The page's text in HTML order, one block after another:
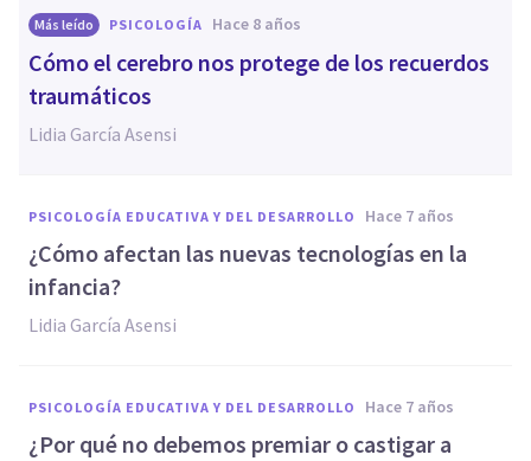
Más leído PSICOLOGÍA hace 8 años
Cómo el cerebro nos protege de los recuerdos
traumáticos
Lidia García Asensi
PSICOLOGÍA EDUCATIVA Y DEL DESARROLLO hace 7 años
¿Cómo afectan las nuevas tecnologías en la
infancia?
Lidia García Asensi
PSICOLOGÍA EDUCATIVA Y DEL DESARROLLO hace 7 años
¿Por qué no debemos premiar o castigar a